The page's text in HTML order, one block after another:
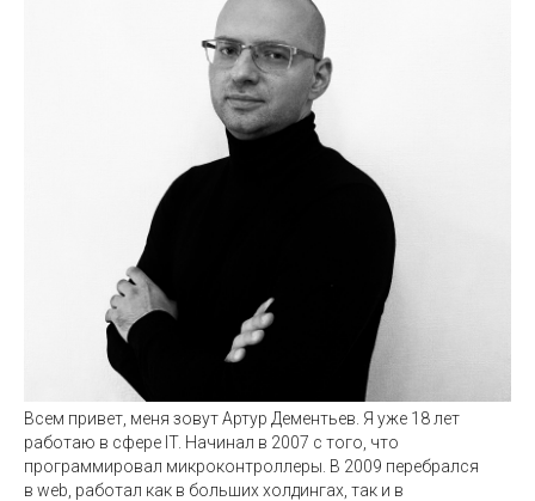
Всем привет, меня зовут Артур Дементьев. Я уже 18 лет
работаю в сфере IT. Начинал в 2007 с того, что
программировал микроконтроллеры. В 2009 перебрался
в web, работал как в больших холдингах, так и в